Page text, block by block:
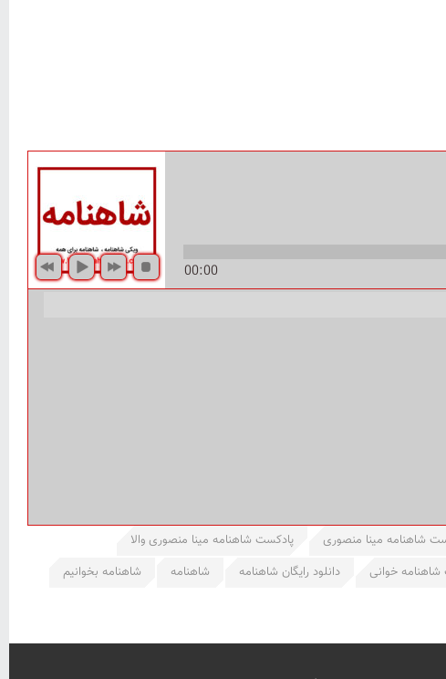
00:00
شاهنامه مینا منصوری
پادکست شاهنامه مینا منصوری والا
شاهنامه خوانی دانلود رایگان شاهنامه شاهنامه
شاهنامه بخوانیم